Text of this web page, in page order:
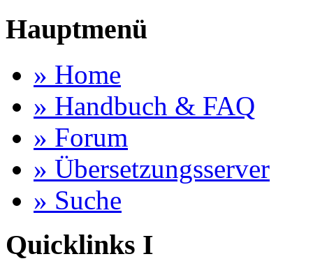
Hauptmenü
» Home
» Handbuch & FAQ
» Forum
» Übersetzungsserver
» Suche
Quicklinks I